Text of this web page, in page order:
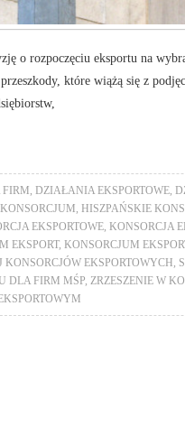
o rozpoczęciu eksportu na
które wiążą się z
FIRM DZIAŁANIA EKSPORTOWE,
HISZPAŃSKIE
EKSPORTOWE KONSORCJA
EKSPORT, KONSORCJUM
KONSORCJÓW EKSPORTOWYCH
DLA FIRM MŚP ZRZESZENIE W